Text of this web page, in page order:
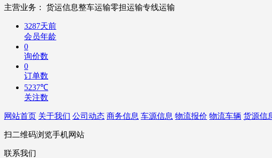
主营业务： 货运信息整车运输零担运输专线运输
3287天前
会员年龄
0
询价数
0
订单数
5237℃
关注数
网站首页 关于我们 公司动态 商务信息 车源信息 物流报价 物流车辆 货源信
扫二维码浏览手机网站
联系我们